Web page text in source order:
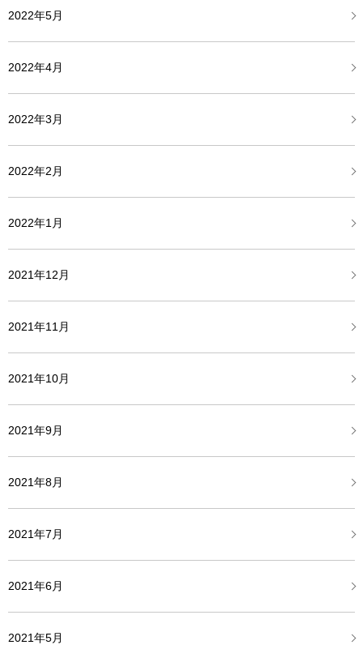
2022年5月
2022年4月
2022年3月
2022年2月
2022年1月
2021年12月
2021年11月
2021年10月
2021年9月
2021年8月
2021年7月
2021年6月
2021年5月